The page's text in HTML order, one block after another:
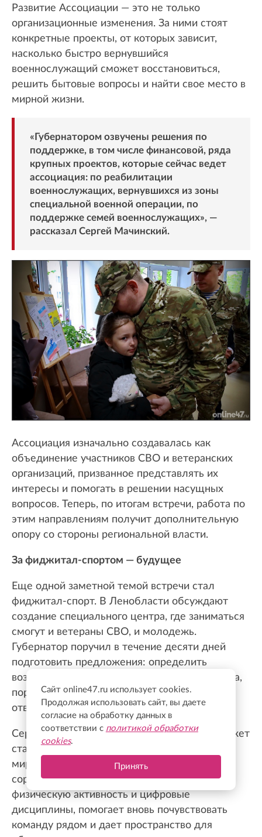
Развитие Ассоциации — это не только
организационные изменения. За ними стоят
конкретные проекты, от которых зависит,
насколько быстро вернувшийся
военнослужащий сможет восстановиться,
решить бытовые вопросы и найти свое место в
мирной жизни.
«Губернатором озвучены решения по
поддержке, в том числе финансовой, ряда
крупных проектов, которые сейчас ведет
ассоциация: по реабилитации
военнослужащих, вернувшихся из зоны
специальной военной операции, по
поддержке семей военнослужащих», —
рассказал Сергей Мачинский.
Ассоциация изначально создавалась как
объединение участников СВО и ветеранских
организаций, призванное представлять их
интересы и помогать в решении насущных
вопросов. Теперь, по итогам встречи, работа по
этим направлениям получит дополнительную
опору со стороны региональной власти.
За фиджитал-спортом — будущее
Еще одной заметной темой встречи стал
фиджитал-спорт. В Ленобласти обсуждают
создание специального центра, где заниматься
смогут и ветераны СВО, и молодежь.
Губернатор поручил в течение десяти дней
подготовить предложения: определить
возможную площадку, модель работы центра,
порядок содержания оборудования и
ответственность за него.
Сергей Мачинский уверен: такой формат может
стать важной частью возвращения бойцов к
мирной жизни. И речь не только о
соревнованиях. Фиджитал объединяет
физическую активность и цифровые
дисциплины, помогает вновь почувствовать
команду рядом и дает пространство для
Сайт online47.ru использует cookies.
Продолжая использовать сайт, вы даете
согласие на обработку данных в
соответствии с политикой обработки
cookies.
Принять